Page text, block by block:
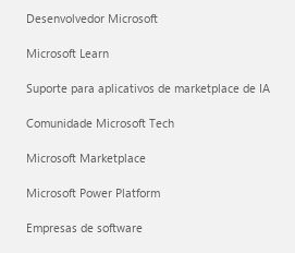
Desenvolvedor Microsoft
Microsoft Learn
Suporte para aplicativos de marketplace de IA
Comunidade Microsoft Tech
Microsoft Marketplace
Microsoft Power Platform
Empresas de software